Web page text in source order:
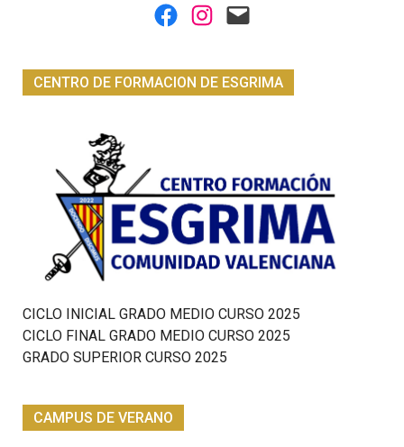
Facebook
Instagram
Mail
CENTRO DE FORMACION DE ESGRIMA
CICLO INICIAL GRADO MEDIO CURSO 2025
CICLO FINAL GRADO MEDIO CURSO 2025
GRADO SUPERIOR CURSO 2025
CAMPUS DE VERANO